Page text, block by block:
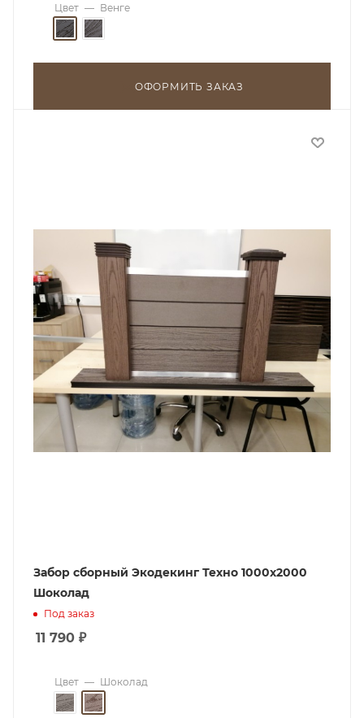
Цвет — Венге
ОФОРМИТЬ ЗАКАЗ
Забор сборный Экодекинг Техно 1000х2000
Шоколад
Под заказ
11 790 ₽
Цвет — Шоколад